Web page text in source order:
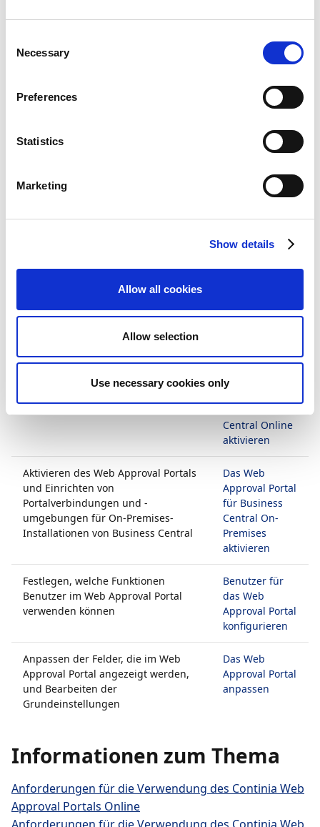
Selection
Necessary
Preferences
Statistics
Marketing
Show details
Allow all cookies
Allow selection
Use necessary cookies only
Wenn Sie Business Central Online nutzen
Web Approval Portals verwenden; es kann nur die
von Continia gehostete Version verwendet
Wenn Sie Business Central On-Premises
gehostete Version oder die von Continia
verwenden.
Dadurch ergeben sich geringfügige Unterschiede bei
der Einrichtung des Web Approval Portals, je nach
Ihrer Gesamtkonfiguration. Weitere Informationen
unter den Links in der folgenden Tabelle:
Aktivieren des Web Approval Portals
Das Web
Central Online
aktivieren
Aktivieren des Web Approval Portals
und Einrichten von
Portalverbindungen und -
umgebungen für On-Premises-
Installationen von Business Central
Das Web
Approval Portal
für Business
Central On-
Premises
aktivieren
Festlegen, welche Funktionen
Benutzer im Web Approval Portal
verwenden können
Benutzer für
das Web
Approval Portal
konfigurieren
Anpassen der Felder, die im Web
Approval Portal angezeigt werden,
und Bearbeiten der
Grundeinstellungen
Das Web
Approval Portal
anpassen
Informationen zum Thema
Anforderungen für die Verwendung des Continia Web
Approval Portals Online